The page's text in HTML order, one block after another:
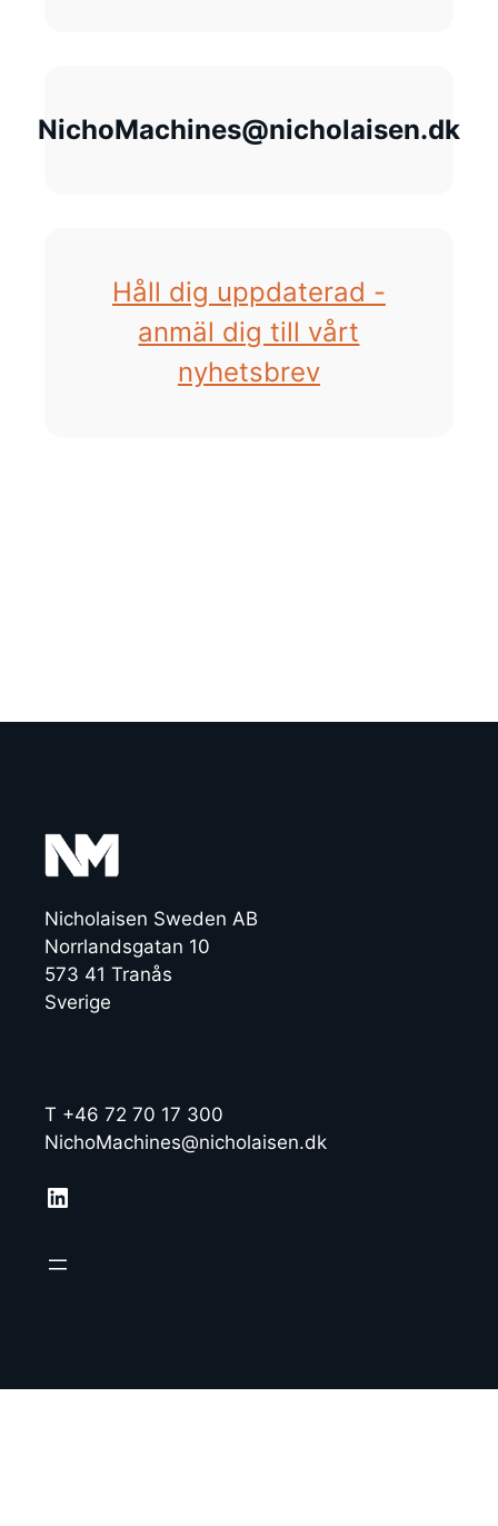
NichoMachines@nicholaisen.dk
Håll dig uppdaterad -
anmäl dig till vårt
nyhetsbrev
Nicholaisen Sweden AB
Norrlandsgatan 10
573 41 Tranås
Sverige
T +46 72 70 17 300
NichoMachines@nicholaisen.dk
LinkedIn